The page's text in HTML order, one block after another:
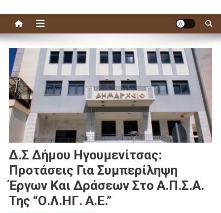
Δ.Σ Δήμου Ηγουμενίτσας:
Προτάσεις Για Συμπερίληψη
Έργων Και Δράσεων Στο Α.Π.Σ.Α.
Της “Ο.Λ.ΗΓ. Α.Ε.”